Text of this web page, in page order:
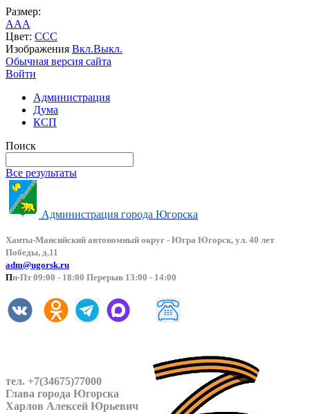
Размер:
AAA
Цвет: CCC
Изображения Вкл.Выкл.
Обычная версия сайта
Войти
Администрация
Дума
КСП
Поиск
Все результаты
Администрация города Югорска
Ханты-Мансийский автономный округ - Югра Югорск, ул. 40 лет
Победы, д.11
adm@ugorsk.ru
Пн-Пт 09:00 - 18:00 Перерыв 13:00 - 14:00
тел. +7(34675)77000
Глава города Югорска
Харлов Алексей Юрьевич